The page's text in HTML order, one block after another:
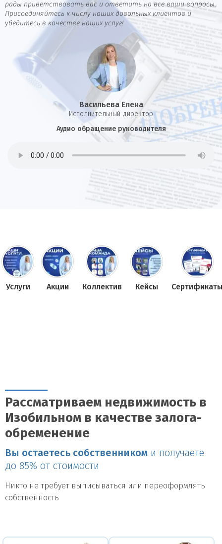
рады приветствовать вас и ответить на все ваши вопросы.
Присоединяйтесь к числу наших довольных клиентов и
убедитесь в качестве наших услуг!
Васильева Елена
И сполнительный директор
Аудио обращение руководителя
Услуги Акции Коллектив Кейсы Сертификаты
Рассматриваем недвижимость в
Изобильном в качестве залога-
обременение
Вы остаетесь собственником и получаете
до 85% от стоимости
Никто не требует выписываться или переоформлять
собственность